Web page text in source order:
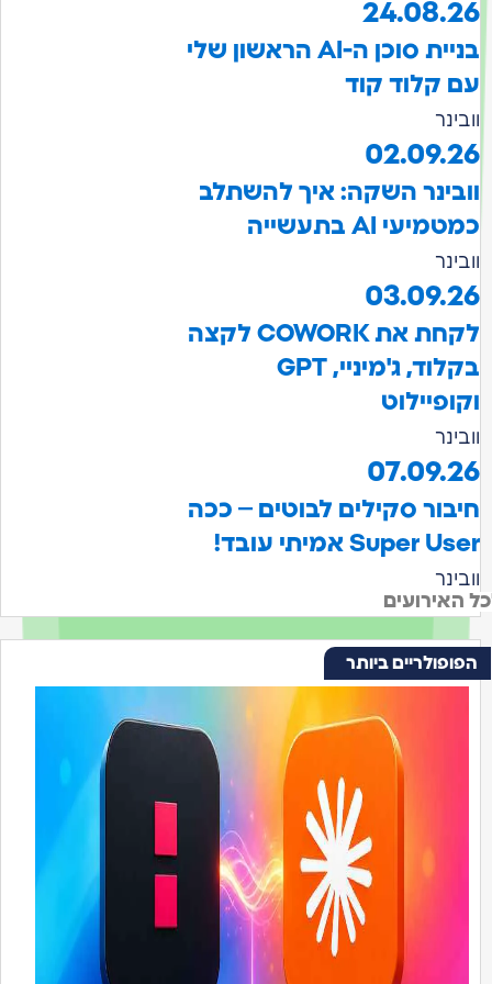
24.08.26
בניית סוכן ה-AI הראשון שלי
עם קלוד קוד
וובינר
02.09.26
וובינר השקה: איך להשתלב
כמטמיעי AI בתעשייה
וובינר
03.09.26
לקחת את COWORK לקצה
בקלוד, ג'מיניי, GPT
וקופיילוט
וובינר
07.09.26
חיבור סקילים לבוטים – ככה
Super User אמיתי עובד!
וובינר
האירועים
הפופולריים ביותר